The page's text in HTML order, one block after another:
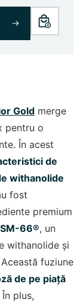
Gold merge
pentru o
În acest
de
withanolide
fost
premium
66®, un
withanolide și
fuziune
de pe piață
În plus,